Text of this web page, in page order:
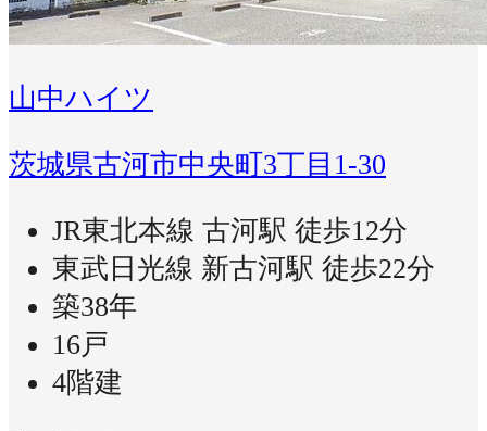
山中ハイツ
茨城県古河市中央町3丁目1-30
JR東北本線 古河駅 徒歩12分
東武日光線 新古河駅 徒歩22分
築38年
16戸
4階建